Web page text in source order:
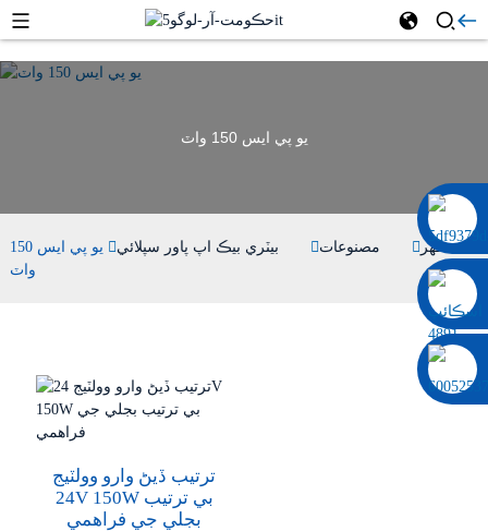
0086 13322920697
يو پي ايس 150 واٽ
گھر مصنوعات بيٽري بيڪ اپ پاور سپلائي
يو پي ايس 150
واٽ
ترتيب ڏيڻ وارو وولٽيج
24V 150W بي ترتيب
بجلي جي فراهمي